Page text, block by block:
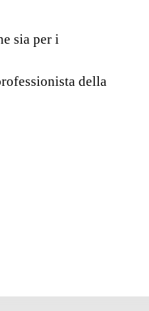
piastrelle
sia per i
della